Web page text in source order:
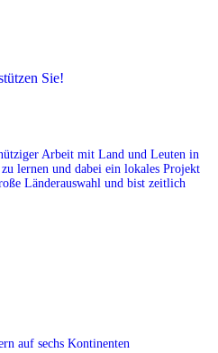
Sie!
Arbeit mit Land und Leuten in
lernen und dabei ein lokales Projekt
Länderauswahl und bist zeitlich
auf sechs Kontinenten